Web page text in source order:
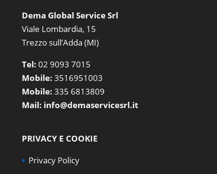
Dema Global Service Srl
Viale Lombardia, 15
Trezzo sull’Adda (MI)
Tel: 02 9093 7015
Mobile: 3516951003
Mobile: 335 6813809
Mail: info@demaservicesrl.it
PRIVACY E COOKIE
Privacy Policy